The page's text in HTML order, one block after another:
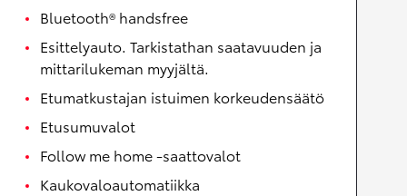
Bluetooth® handsfree
Esittelyauto. Tarkistathan saatavuuden ja
mittarilukeman myyjältä.
Etumatkustajan istuimen korkeudensäätö
Etusumuvalot
Follow me home -saattovalot
Kaukovaloautomatiikka